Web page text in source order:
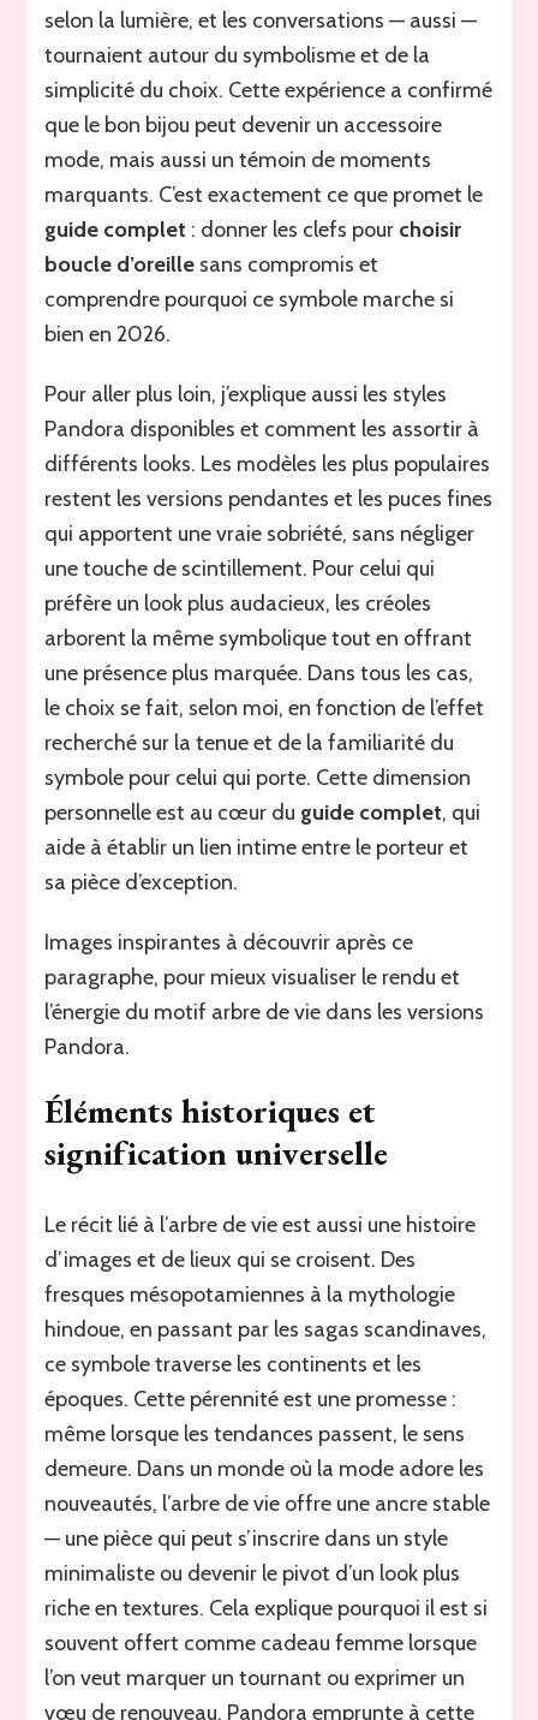
selon la lumière, et les conversations — aussi —
tournaient autour du symbolisme et de la
simplicité du choix. Cette expérience a confirmé
que le bon bijou peut devenir un accessoire
mode, mais aussi un témoin de moments
marquants. C’est exactement ce que promet le
guide complet : donner les clefs pour choisir
boucle d’oreille sans compromis et
comprendre pourquoi ce symbole marche si
bien en 2026.
Pour aller plus loin, j’explique aussi les styles
Pandora disponibles et comment les assortir à
différents looks. Les modèles les plus populaires
restent les versions pendantes et les puces fines
qui apportent une vraie sobriété, sans négliger
une touche de scintillement. Pour celui qui
préfère un look plus audacieux, les créoles
arborent la même symbolique tout en offrant
une présence plus marquée. Dans tous les cas,
le choix se fait, selon moi, en fonction de l’effet
recherché sur la tenue et de la familiarité du
symbole pour celui qui porte. Cette dimension
personnelle est au cœur du guide complet, qui
aide à établir un lien intime entre le porteur et
sa pièce d’exception.
Images inspirantes à découvrir après ce
paragraphe, pour mieux visualiser le rendu et
l’énergie du motif arbre de vie dans les versions
Pandora.
Éléments historiques et
signification universelle
Le récit lié à l’arbre de vie est aussi une histoire
d’images et de lieux qui se croisent. Des
fresques mésopotamiennes à la mythologie
hindoue, en passant par les sagas scandinaves,
ce symbole traverse les continents et les
époques. Cette pérennité est une promesse :
même lorsque les tendances passent, le sens
demeure. Dans un monde où la mode adore les
nouveautés, l’arbre de vie offre une ancre stable
— une pièce qui peut s’inscrire dans un style
minimaliste ou devenir le pivot d’un look plus
riche en textures. Cela explique pourquoi il est si
souvent offert comme cadeau femme lorsque
l’on veut marquer un tournant ou exprimer un
vœu de renouveau. Pandora emprunte à cette